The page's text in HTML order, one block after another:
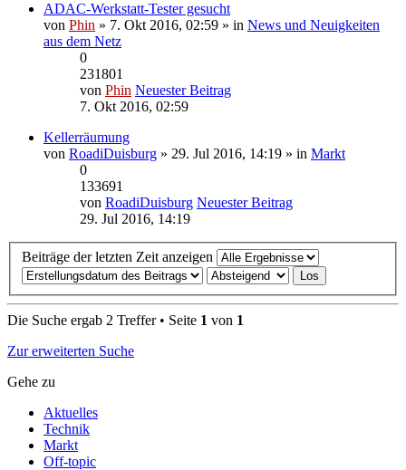
ADAC-Werkstatt-Tester gesucht
von Phin » 7. Okt 2016, 02:59 » in News und Neuigkeiten
aus dem Netz
0
231801
von Phin Neuester Beitrag
7. Okt 2016, 02:59
Kellerräumung
von RoadiDuisburg » 29. Jul 2016, 14:19 » in Markt
0
133691
von RoadiDuisburg Neuester Beitrag
29. Jul 2016, 14:19
Beiträge der letzten Zeit anzeigen
Die Suche ergab 2 Treffer • Seite 1 von 1
Zur erweiterten Suche
Gehe zu
Aktuelles
Technik
Markt
Off-topic